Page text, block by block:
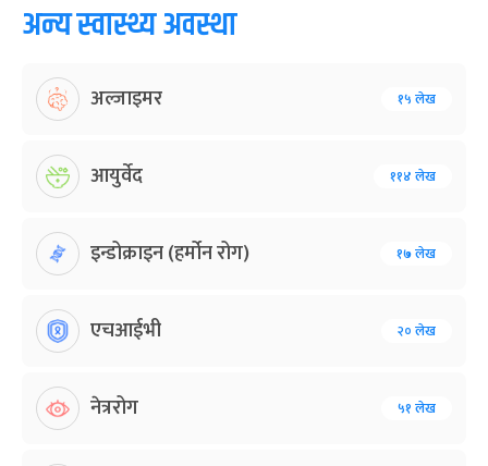
अन्य स्वास्थ्य अवस्था
अल्जाइमर १५ लेख
आयुर्वेद ११४ लेख
इन्डोक्राइन (हर्मोन रोग) १७ लेख
एचआईभी २० लेख
नेत्ररोग ५१ लेख